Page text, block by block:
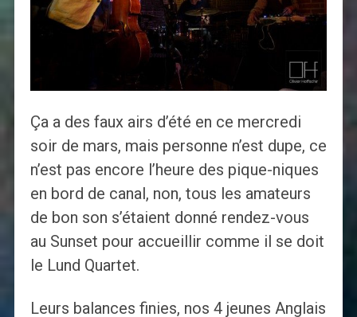
Ça a des faux airs d’été en ce mercredi
soir de mars, mais personne n’est dupe, ce
n’est pas encore l’heure des pique-niques
en bord de canal, non, tous les amateurs
de bon son s’étaient donné rendez-vous
au Sunset pour accueillir comme il se doit
le Lund Quartet.
Leurs balances finies, nos 4 jeunes Anglais